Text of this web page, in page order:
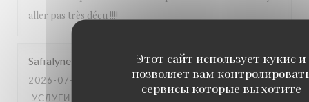
Этот сайт использует кукис и
позволяет вам
сервисы которые вы хотите
aller pas très déçu !!!!
Safialyne
2026-07-03
- 21:30 - ГОСТИ 2
УСЛУГИ
АТМОСФЕРА :